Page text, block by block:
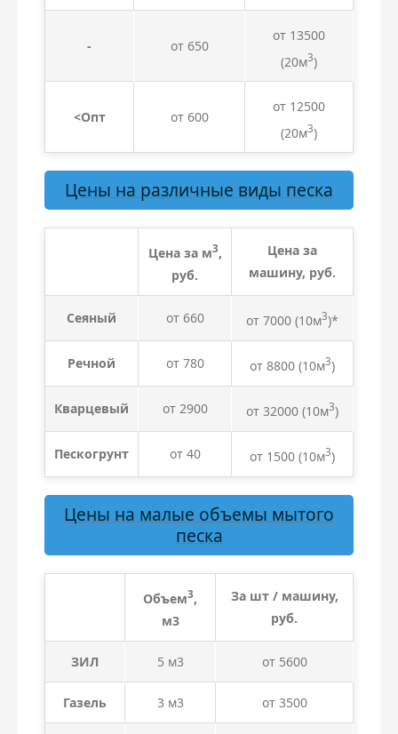
- от 650
от 13500
(20м3)
<Опт от 600
от 12500
(20м3)
Цены на различные виды песка
Цена за м3,
руб.
Цена за
машину, руб.
Сеяный от 660 от 7000 (10м3)*
Речной от 780 от 8800 (10м3)
Кварцевый от 2900 от 32000 (10м3)
Пескогрунт от 40 от 1500 (10м3)
Цены на малые объемы мытого
песка
Объем3,
м3
За шт / машину,
руб.
ЗИЛ 5 м3 от 5600
Газель 3 м3 от 3500